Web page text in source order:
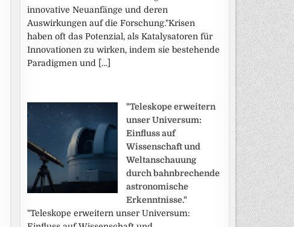
innovative Neuanfänge und deren
Auswirkungen auf die Forschung."Krisen
haben oft das Potenzial, als Katalysatoren für
Innovationen zu wirken, indem sie bestehende
Paradigmen und […]
"Teleskope erweitern
unser Universum:
Einfluss auf
Wissenschaft und
Weltanschauung
durch bahnbrechende
astronomische
Erkenntnisse."
"Teleskope erweitern unser Universum: